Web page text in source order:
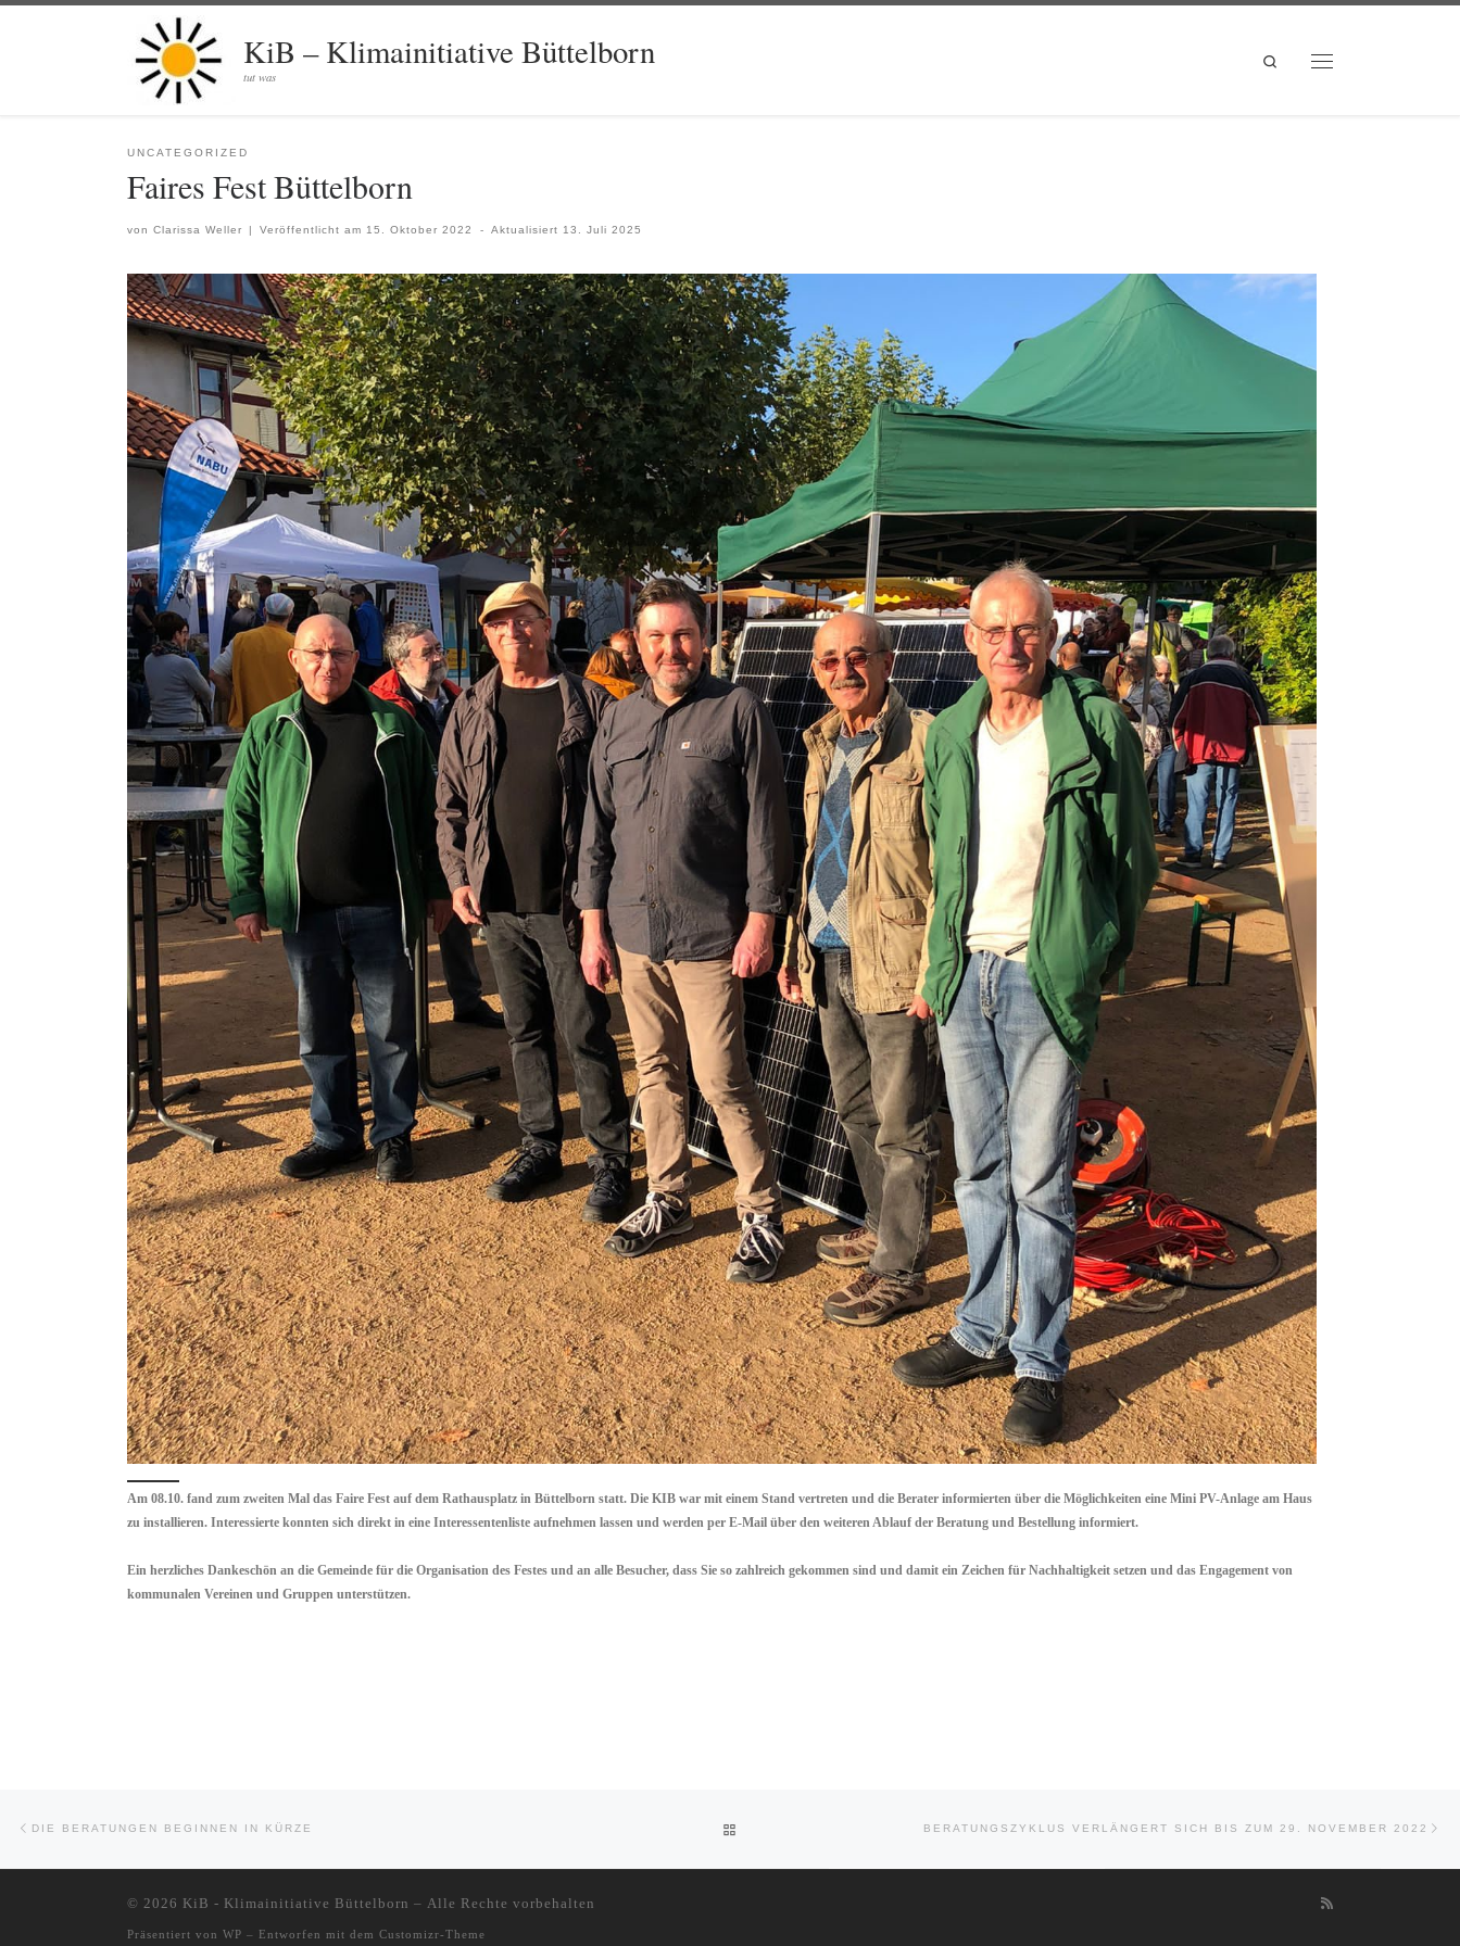
KiB – Klimainitiative Büttelborn
tut was
Search
UNCATEGORIZED
Faires Fest Büttelborn
von Clarissa Weller | Veröffentlicht am 15. Oktober 2022 - Aktualisiert 13. Juli 2025
Am 08.10. fand zum zweiten Mal das Faire Fest auf dem Rathausplatz in Büttelborn statt. Die KIB war mit einem Stand vertreten und die Berater informierten über die Möglichkeiten eine Mini PV-Anlage am Haus
zu installieren. Interessierte konnten sich direkt in eine Interessentenliste aufnehmen lassen und werden per E-Mail über den weiteren Ablauf der Beratung und Bestellung informiert.
Ein herzliches Dankeschön an die Gemeinde für die Organisation des Festes und an alle Besucher, dass Sie so zahlreich gekommen sind und damit ein Zeichen für Nachhaltigkeit setzen und das Engagement von
kommunalen Vereinen und Gruppen unterstützen.
Beitragsnavigation
DIE BERATUNGEN BEGINNEN IN KÜRZE ZURÜCK ZUR BEITRAGSLISTEBERATUNGSZYKLUS VERLÄNGERT SICH BIS ZUM 29. NOVEMBER 2022
© 2026 KiB - Klimainitiative Büttelborn – Alle Rechte vorbehalten
Präsentiert von WP – Entworfen mit dem Customizr-Theme